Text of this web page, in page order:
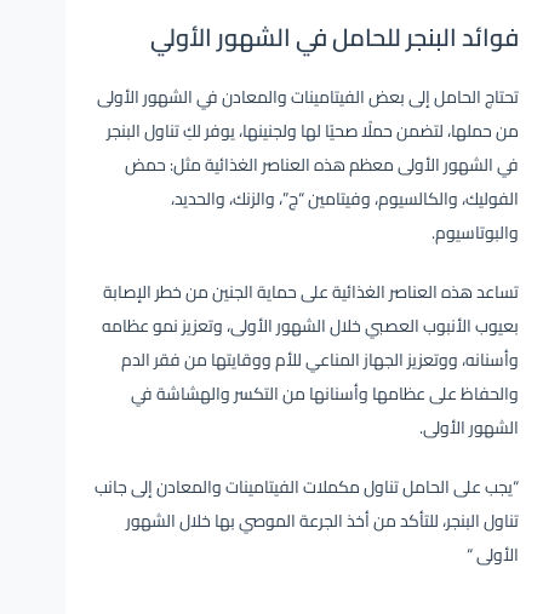
فوائد البنجر للحامل في الشهور الأولي
تحتاج الحامل إلى بعض الفيتامينات والمعادن في الشهور الأولى
من حملها، لتضمن حملًا صحيًا لها ولجنينها، يوفر لكِ تناول البنجر
في الشهور الأولى معظم هذه العناصر الغذائية مثل: حمض
الفوليك، والكالسيوم، وفيتامين “ج”، والزنك، والحديد،
والبوتاسيوم.
تساعد هذه العناصر الغذائية على حماية الجنين من خطر الإصابة
بعيوب الأنبوب العصبي خلال الشهور الأولى، وتعزيز نمو عظامه
وأسنانه، ووتعزيز الجهاز المناعي للأم ووقايتها من فقر الدم
والحفاظ على عظامها وأسنانها من التكسر والهشاشة في
الشهور الأولى.
“يجب على الحامل تناول مكملات الفيتامينات والمعادن إلى جانب
تناول البنجر، للتأكد من أخذ الجرعة الموصي بها خلال الشهور
الأولى “